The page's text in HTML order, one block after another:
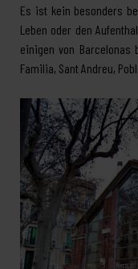
Es ist kein besonders
Leben oder den
einigen von Barcelonas
Familia, Sant Andreu,